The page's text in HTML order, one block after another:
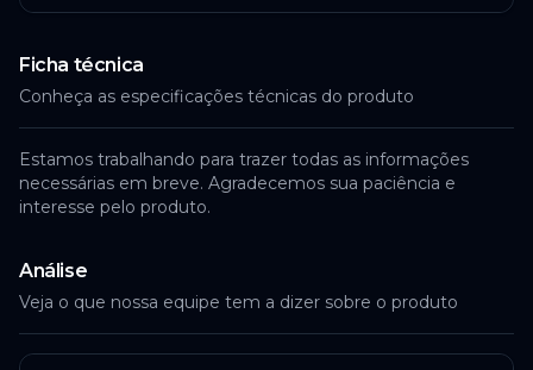
Ficha técnica
Conheça as especificações técnicas do produto
Estamos trabalhando para trazer todas as informações
necessárias em breve. Agradecemos sua paciência e
interesse pelo produto.
Análise
Veja o que nossa equipe tem a dizer sobre o produto